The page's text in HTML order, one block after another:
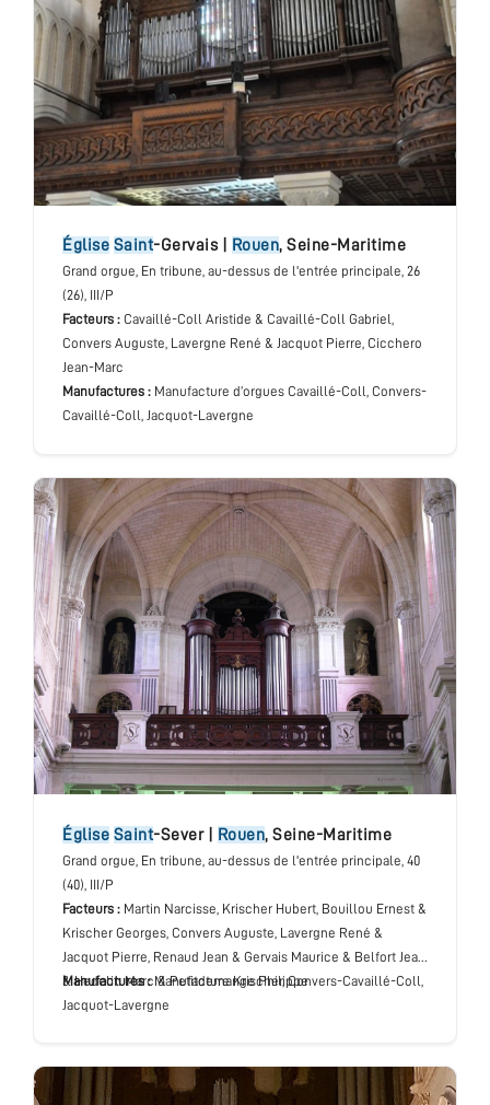
église Saint-Gervais| Rouen, Seine-Maritime
Grand orgue, En tribune, au-dessus de l'entrée principale, 26
(26), III/P
Facteurs : Cavaillé-Coll Aristide & Cavaillé-Coll Gabriel,
Convers Auguste, Lavergne René & Jacquot Pierre, Cicchero
Jean-Marc
Manufactures : Manufacture d’orgues Cavaillé-Coll, Convers-
Cavaillé-Coll, Jacquot-Lavergne
église Saint-Sever| Rouen, Seine-Maritime
Grand orgue, En tribune, au-dessus de l'entrée principale, 40
(40), III/P
Facteurs : Martin Narcisse, Krischer Hubert, Bouillou Ernest &
Krischer Georges, Convers Auguste, Lavergne René &
Jacquot Pierre, Renaud Jean & Gervais Maurice & Belfort Jean
& Hedelin Marc & Petitdemange Philippe
Manufactures : Manufacture Krischer, Convers-Cavaillé-Coll,
Jacquot-Lavergne